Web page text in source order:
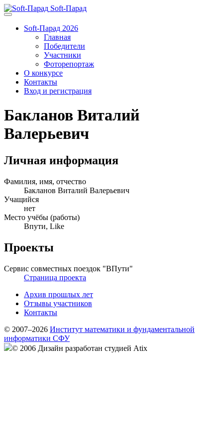
Soft-Парад
Soft-Парад 2026
Главная
Победители
Участники
Фоторепортаж
О конкурсе
Контакты
Вход и регистрация
Бакланов Виталий
Валерьевич
Личная информация
Фамилия, имя, отчество
Бакланов Виталий Валерьевич
Учащийся
нет
Место учёбы (работы)
Впути, Like
Проекты
Сервис совместных поездок "ВПути"
Страница проекта
Архив прошлых лет
Отзывы участников
Контакты
© 2007–2026 Институт математики и фундаментальной
информатики СФУ
© 2006 Дизайн разработан студией Atix